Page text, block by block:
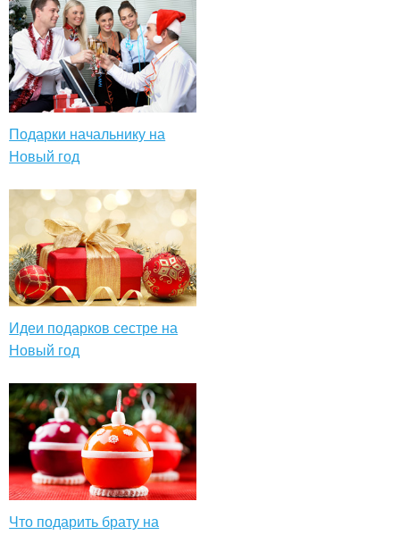
Подарки начальнику на
Новый год
Идеи подарков сестре на
Новый год
Что подарить брату на